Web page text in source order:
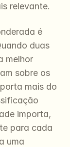
relevante.
é
duas
melhor
sobre os
mais do
importa,
para cada
uma